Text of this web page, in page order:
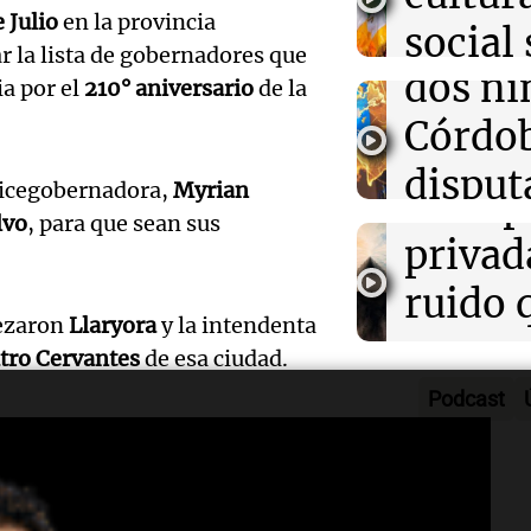
Julioen la provincia
la lista de gobernadores que
por el 210° aniversariode la
Myrian
, para que sean sus
Llaryoray la intendenta
Cervantesde esa ciudad.
a trabajar todos juntos
a poder ser un país
La senadora
podrá votar
sesión del
Panorama
Episodios
social
Panorama
Episodios
dos
Salta
Panorama
Audio.
de la
ruido
cosas
Audio.
que
Audio.
unaPodcast